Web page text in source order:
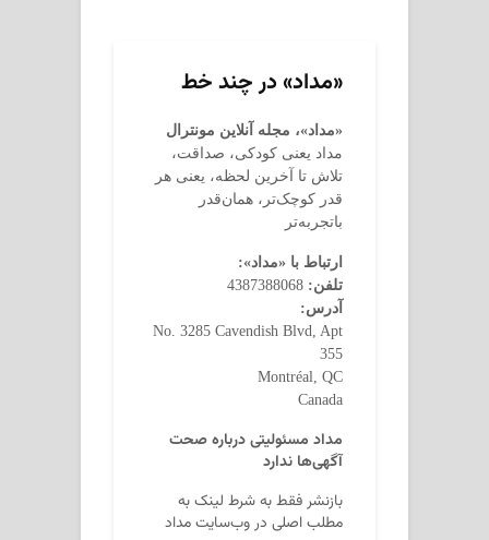
«مداد» در چند خط
«مداد»، مجله آنلاین مونترال
مداد یعنی کودکی، صداقت،
تلاش تا آخرین لحظه، یعنی هر
قدر کوچک‌تر، همان‌قدر
باتجربه‌تر
ارتباط با «مداد»:
تلفن:
آدرس:
No. 3285 Cavendish Blvd, Apt
355
Montréal, QC
Canada
مداد مسئولیتی درباره صحت
آگهی‌ها ندارد
بازنشر فقط به شرط لینک به
مطلب اصلی در وب‌سایت مداد